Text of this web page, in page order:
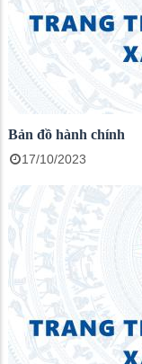
Bản đồ hành chính
17/10/2023